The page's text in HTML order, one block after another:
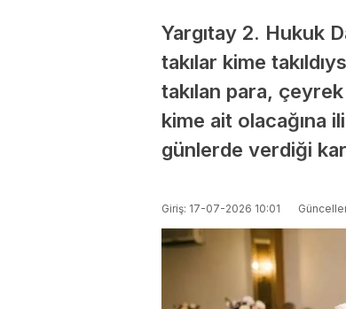
Yargıtay 2. Hukuk
takılar kime
takılan para,
kime ait olacağına
günlerde verdiği
Giriş: 17-07-2026 10:01